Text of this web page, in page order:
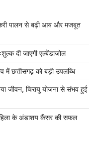
पालन से बढ़ी आय और मजबूत
दी जाएगी एल्बेंडाजोल
में छत्तीसगढ़ को बड़ी उपलब्धि
जीवन, चिरायु योजना से संभव हुई
के अंडाशय कैंसर की सफल